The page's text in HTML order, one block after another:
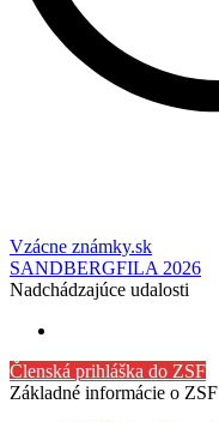
Vzácne známky.sk
SANDBERGFILA 2026
Nadchádzajúce udalosti
Členská prihláška do ZSF
Základné informácie o ZSF